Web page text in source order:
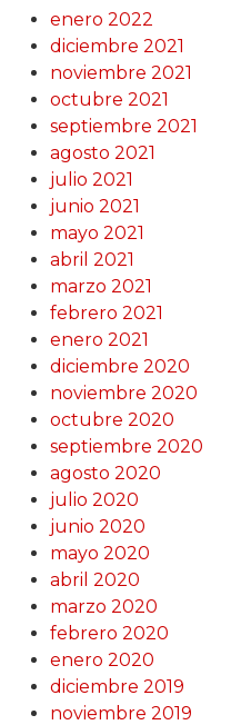
enero 2022
diciembre 2021
noviembre 2021
octubre 2021
septiembre 2021
agosto 2021
julio 2021
junio 2021
mayo 2021
abril 2021
marzo 2021
febrero 2021
enero 2021
diciembre 2020
noviembre 2020
octubre 2020
septiembre 2020
agosto 2020
julio 2020
junio 2020
mayo 2020
abril 2020
marzo 2020
febrero 2020
enero 2020
diciembre 2019
noviembre 2019